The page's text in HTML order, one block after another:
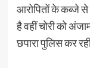
आरोपितों के कब्जे से
है वहीं चोरी को
छपारा पुलिस कर